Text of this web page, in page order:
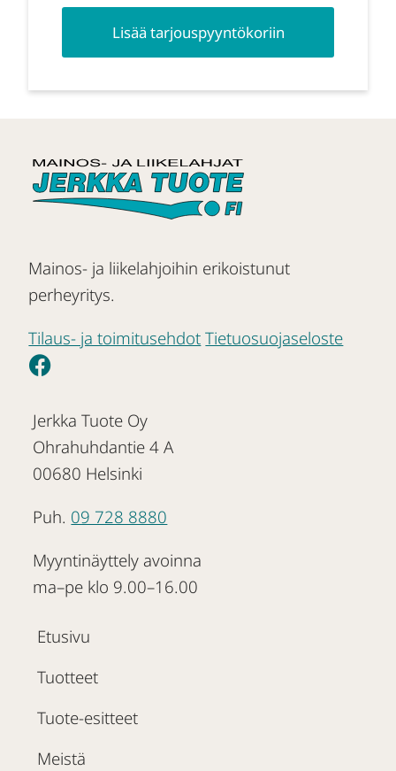
Lisää tarjouspyyntökoriin
Mainos- ja liikelahjoihin erikoistunut
perheyritys.
Tilaus- ja toimitusehdot Tietuosuojaseloste
Jerkka Tuote Oy
Ohrahuhdantie 4 A
00680 Helsinki
Puh. 09 728 8880
Myyntinäyttely avoinna
ma–pe klo 9.00–16.00
Etusivu
Tuotteet
Tuote-esitteet
Meistä